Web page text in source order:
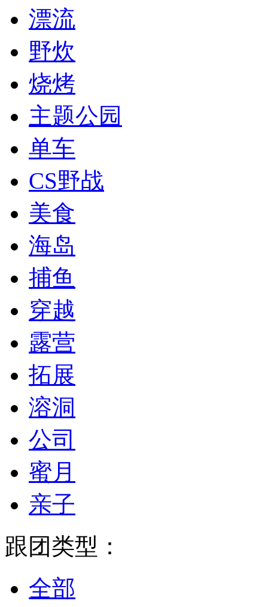
漂流
野炊
烧烤
主题公园
单车
CS野战
美食
海岛
捕鱼
穿越
露营
拓展
溶洞
公司
蜜月
亲子
跟团类型：
全部